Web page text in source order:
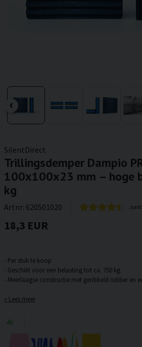
SilentDirect
Trillingsdemper Dampio
100x100x23 mm – hoge
kg
Artnr: 620501020
18,3 EUR
- Per stuk te koop
- Geschikt voor een belasting tot ca. 750 kg
Lees meer